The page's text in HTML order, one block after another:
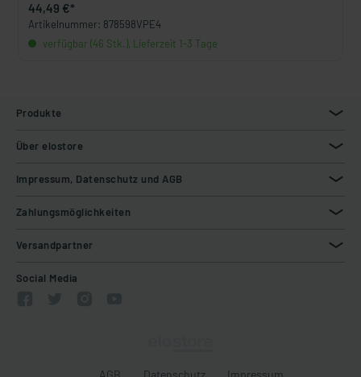
44,49 €*
Artikelnummer: 878598VPE4
verfügbar (46 Stk.), Lieferzeit 1-3 Tage
Produkte
Über elostore
Impressum, Datenschutz und AGB
Zahlungsmöglichkeiten
Versandpartner
Social Media